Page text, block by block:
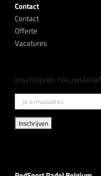
Contact
Contact
Offerte
Vacatures
Inschrijven nieuwsbrief